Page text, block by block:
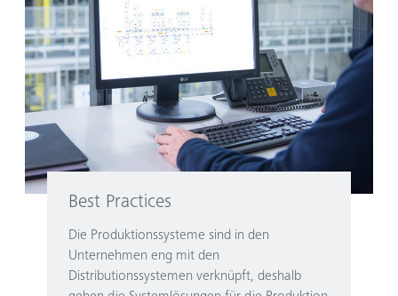
Best Practices
Die Produktionssysteme sind in den
Unternehmen eng mit den
Distributionssystemen verknüpft, deshalb